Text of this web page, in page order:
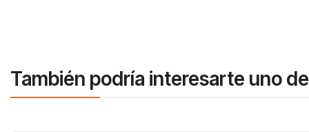
También podría interesarte uno